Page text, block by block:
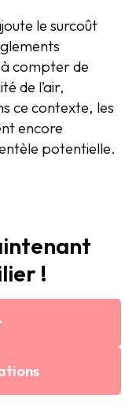
le surcoût
compter de
de l’air,
ce contexte, les
encore
potentielle.
!